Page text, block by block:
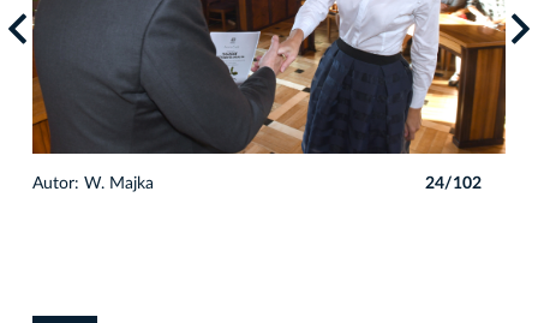
Autor: W. Majka 24/102